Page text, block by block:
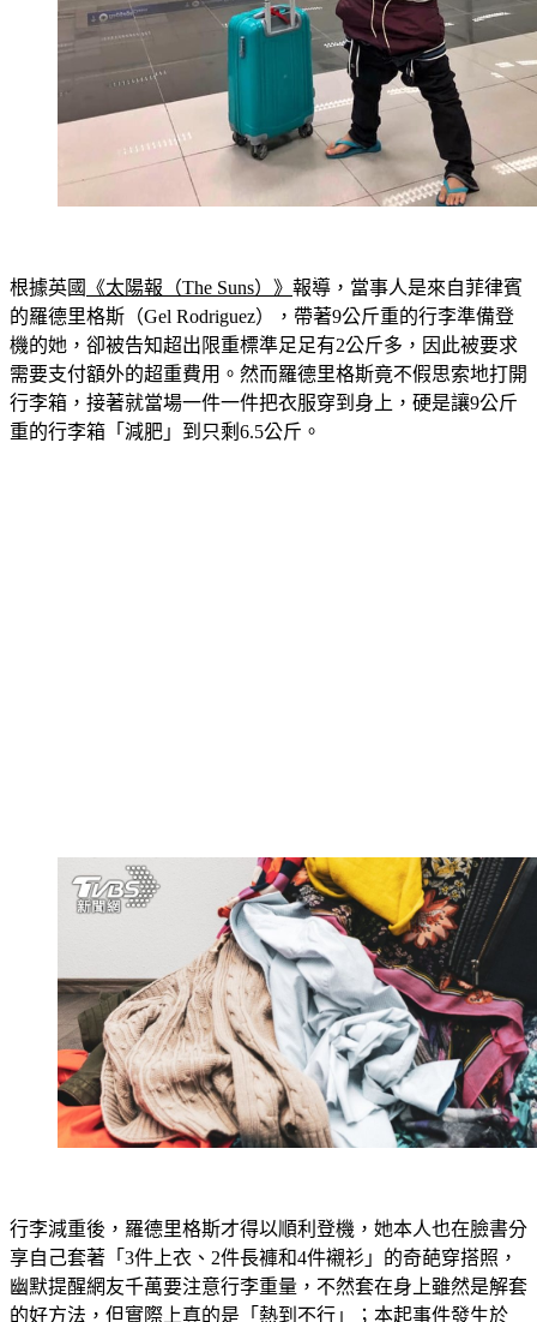
根據英國 《太陽報（The Suns）》 報導，當事人是來自菲律賓
的羅德里格斯（Gel Rodriguez），帶著9公斤重的行李準備登
機的她，卻被告知超出限重標準足足有2公斤多，因此被要求
需要支付額外的超重費用。然而羅德里格斯竟不假思索地打開
行李箱，接著就當場一件一件把衣服穿到身上，硬是讓9公斤
重的行李箱「減肥」到只剩6.5公斤。
行李減重後，羅德里格斯才得以順利登機，她本人也在臉書分
享自己套著「3件上衣、2件長褲和4件襯衫」的奇葩穿搭照，
幽默提醒網友千萬要注意行李重量，不然套在身上雖然是解套
的好方法，但實際上真的是「熱到不行」；本起事件發生於